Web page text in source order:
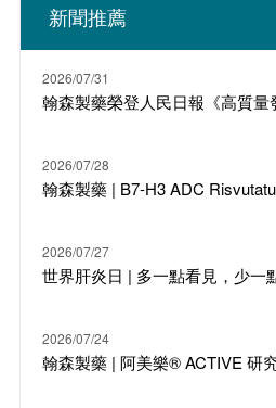
新聞推薦
2026/07/31
翰森製藥榮登人民日報《高質量
2026/07/28
2026/07/27
2026/07/24